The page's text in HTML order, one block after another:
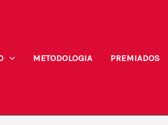
METODOLOGIA PREMIADOS